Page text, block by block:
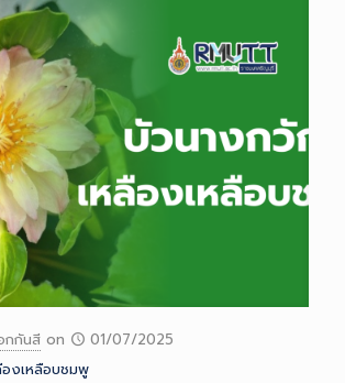
กกันสี on
01/07/2025
งเหลือบชมพู